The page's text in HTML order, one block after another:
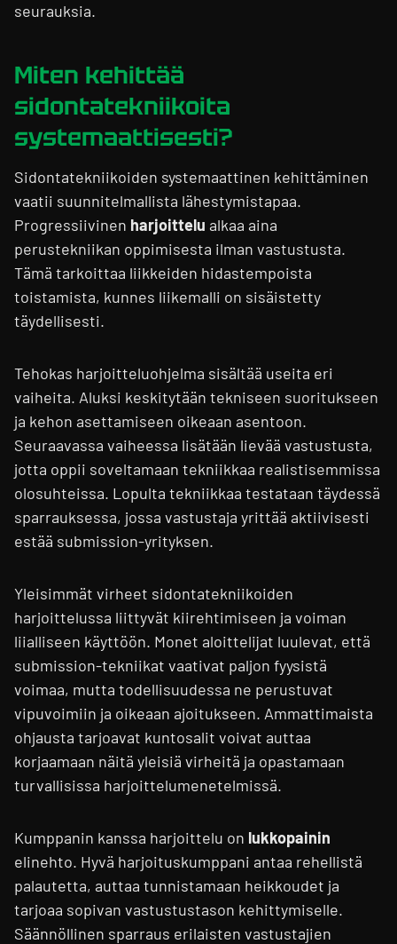
seurauksia.
Miten kehittää
sidontatekniikoita
systemaattisesti?
Sidontatekniikoiden systemaattinen kehittäminen
vaatii suunnitelmallista lähestymistapaa.
Progressiivinen harjoittelu alkaa aina
perustekniikan oppimisesta ilman vastustusta.
Tämä tarkoittaa liikkeiden hidastempoista
toistamista, kunnes liikemalli on sisäistetty
täydellisesti.
Tehokas harjoitteluohjelma sisältää useita eri
vaiheita. Aluksi keskitytään tekniseen suoritukseen
ja kehon asettamiseen oikeaan asentoon.
Seuraavassa vaiheessa lisätään lievää vastustusta,
jotta oppii soveltamaan tekniikkaa realistisemmissa
olosuhteissa. Lopulta tekniikkaa testataan täydessä
sparrauksessa, jossa vastustaja yrittää aktiivisesti
estää submission-yrityksen.
Yleisimmät virheet sidontatekniikoiden
harjoittelussa liittyvät kiirehtimiseen ja voiman
liialliseen käyttöön. Monet aloittelijat luulevat, että
submission-tekniikat vaativat paljon fyysistä
voimaa, mutta todellisuudessa ne perustuvat
vipuvoimiin ja oikeaan ajoitukseen. Ammattimaista
ohjausta tarjoavat kuntosalit voivat auttaa
korjaamaan näitä yleisiä virheitä ja opastamaan
turvallisissa harjoittelumenetelmissä.
Kumppanin kanssa harjoittelu on lukkopainin
elinehto. Hyvä harjoituskumppani antaa rehellistä
palautetta, auttaa tunnistamaan heikkoudet ja
tarjoaa sopivan vastustustason kehittymiselle.
Säännöllinen sparraus erilaisten vastustajien